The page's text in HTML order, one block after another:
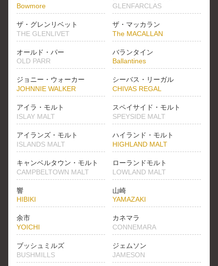
Bowmore
GLENFARCLAS
ザ・グレンリベット
THE GLENLIVET
ザ・マッカラン
The MACALLAN
オールド・パー
OLD PARR
バランタイン
Ballantines
ジョニー・ウォーカー
JOHNNIE WALKER
シーバス・リーガル
CHIVAS REGAL
アイラ・モルト
ISLAY MALT
スペイサイド・モルト
SPEYSIDE MALT
アイランズ・モルト
ISLANDS MALT
ハイランド・モルト
HIGHLAND MALT
キャンベルタウン・モルト
CAMPBELTOWN MALT
ローランドモルト
LOWLAND MALT
響
HIBIKI
山崎
YAMAZAKI
余市
YOICHI
カネマラ
CONNEMARA
ブッシュミルズ
BUSHMILLS
ジェムソン
JAMESON